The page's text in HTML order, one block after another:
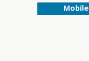
Mobile